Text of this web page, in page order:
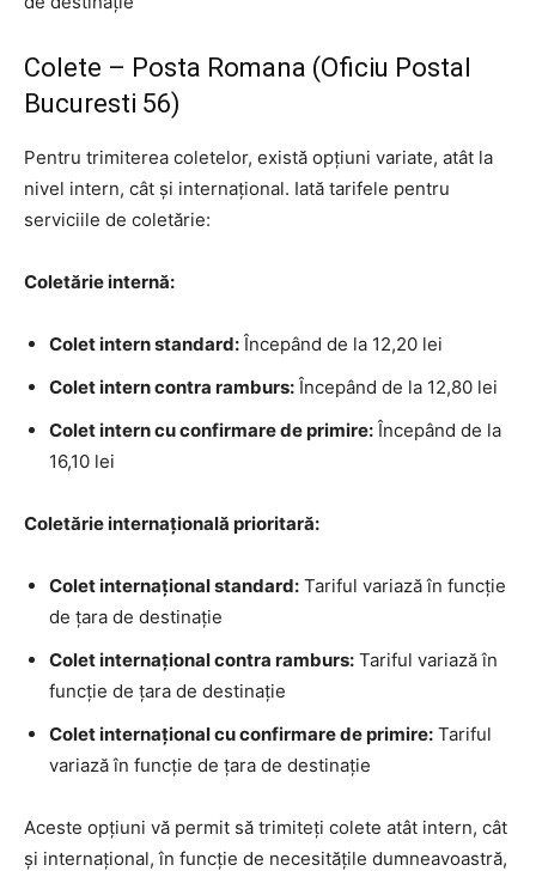
Colete – Posta Romana (Oficiu Postal
Bucuresti 56)
Pentru trimiterea coletelor, există opțiuni variate, atât la
nivel intern, cât și internațional. Iată tarifele pentru
serviciile de coletărie:
Coletărie internă:
Colet intern standard: Începând de la 12,20 lei
Colet intern contra ramburs: Începând de la 12,80 lei
Colet intern cu confirmare de primire: Începând de la
16,10 lei
Coletărie internațională prioritară:
Colet internațional standard: Tariful variază în funcție
de țara de destinație
Colet internațional contra ramburs: Tariful variază în
funcție de țara de destinație
Colet internațional cu confirmare de primire: Tariful
variază în funcție de țara de destinație
Aceste opțiuni vă permit să trimiteți colete atât intern, cât
și internațional, în funcție de necesitățile dumneavoastră,